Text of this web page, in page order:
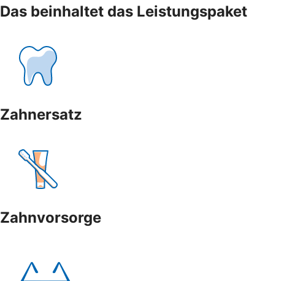
Das beinhaltet das Leistungspaket
Zahnersatz
Zahnvorsorge